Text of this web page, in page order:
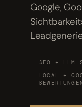
Karriere
Google,
SEO + LLM-
LOCAL +
BEWERTUNGEN